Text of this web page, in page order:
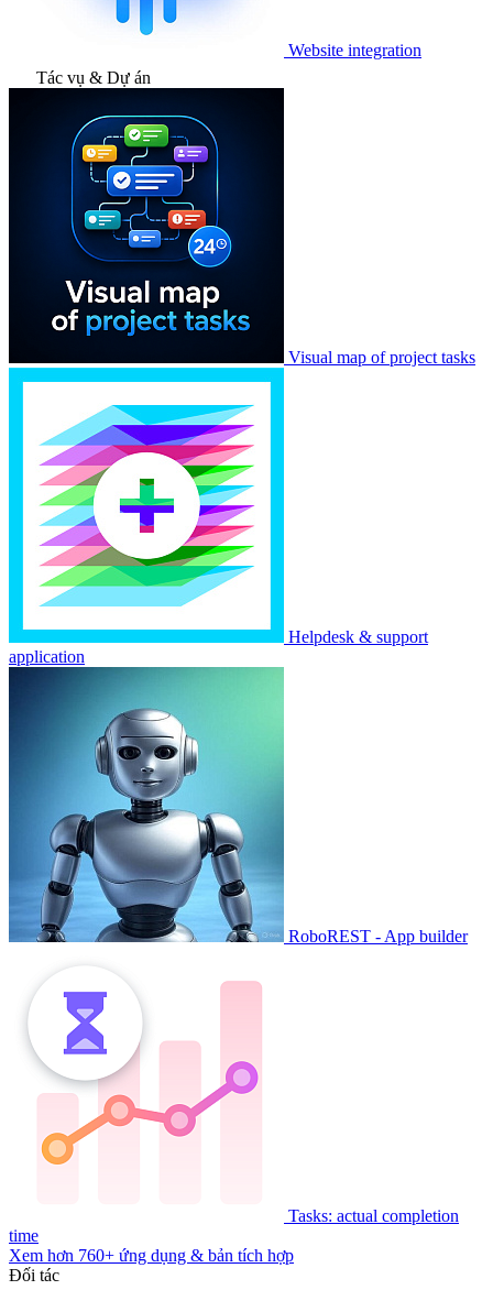
Website integration
Tác vụ & Dự án
Visual map of project tasks
Helpdesk & support
application
RoboREST - App builder
Tasks: actual completion
time
Xem hơn 760+ ứng dụng & bản tích hợp
Đối tác